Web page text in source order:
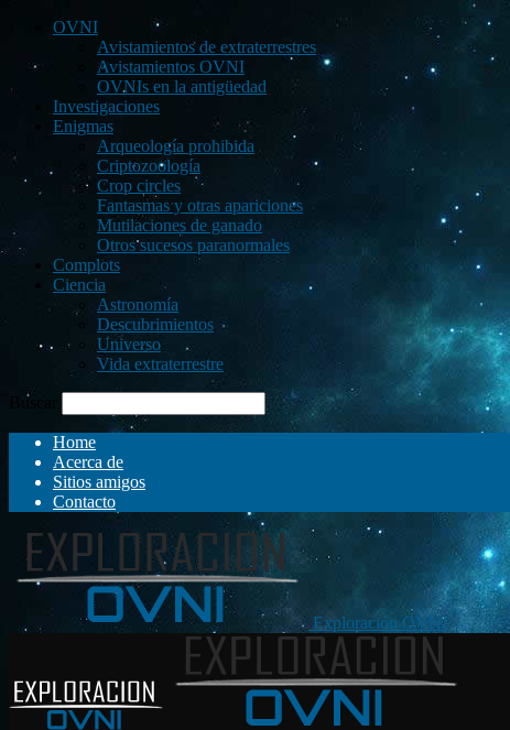
OVNI
Avistamientos de extraterrestres
Avistamientos OVNI
OVNIs en la antigüedad
Investigaciones
Enigmas
Arqueología prohibida
Criptozoología
Crop circles
Fantasmas y otras apariciones
Mutilaciones de ganado
Otros sucesos paranormales
Complots
Ciencia
Astronomía
Descubrimientos
Universo
Vida extraterrestre
Buscar
Home
Acerca de
Sitios amigos
Contacto
Exploración OVNI